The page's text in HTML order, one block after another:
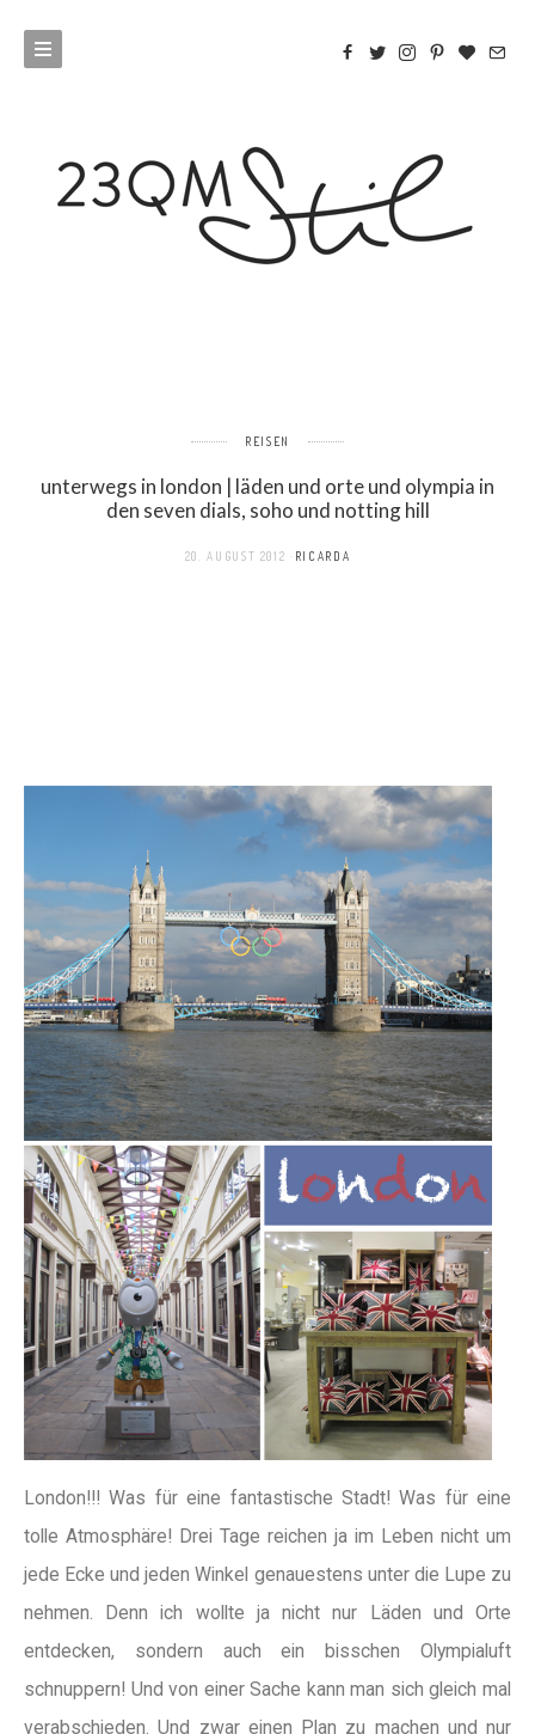
REISEN
unterwegs in london | läden und orte und olympia in
den seven dials, soho und notting hill
20. AUGUST 2012 RICARDA
London!!! Was für eine fantastische Stadt! Was für eine
tolle Atmosphäre! Drei Tage reichen ja im Leben nicht um
jede Ecke und jeden Winkel genauestens unter die Lupe zu
nehmen. Denn ich wollte ja nicht nur Läden und Orte
entdecken, sondern auch ein bisschen Olympialuft
schnuppern! Und von einer Sache kann man sich gleich mal
verabschieden. Und zwar einen Plan zu machen und nur